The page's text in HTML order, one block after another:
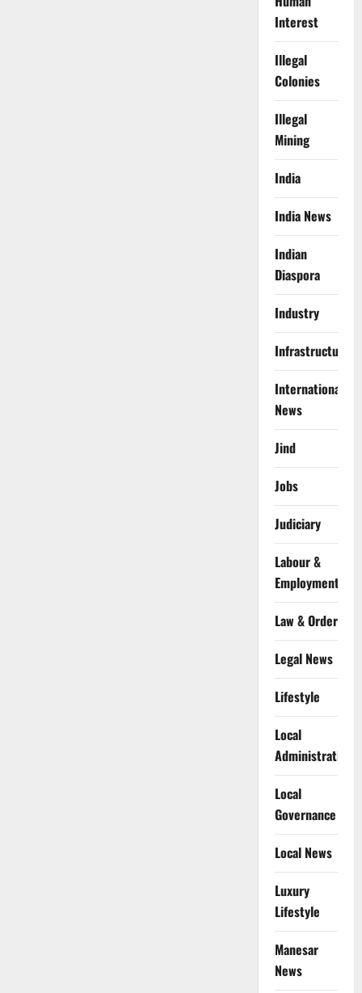
Interest
Illegal
Colonies
Illegal
Mining
India
India News
Indian
Diaspora
Industry
Infrastructure
International
News
Jind
Jobs
Judiciary
Labour &
Employment
Law & Order
Legal News
Lifestyle
Local
Administration
Local
Governance
Local News
Luxury
Lifestyle
Manesar
News